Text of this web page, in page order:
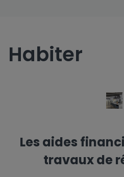
Habiter
Les aides
travaux de